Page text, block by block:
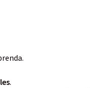
.